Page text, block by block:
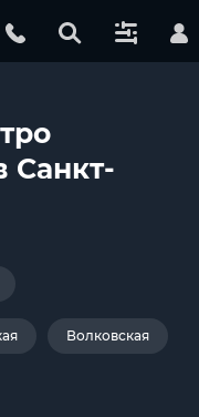
Санкт-
Волковская